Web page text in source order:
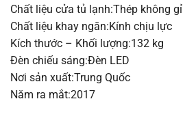
Chất liệu cửa tủ lạnh:Thép không gỉ
Chất liệu khay ngăn:Kính chịu lực
Kích thước – Khối lượng:132 kg
Đèn chiếu sáng:Đèn LED
Nơi sản xuất:Trung Quốc
Năm ra mắt:2017